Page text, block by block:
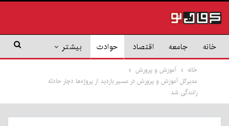
خانه جامعه اقتصاد حوادث بیشتر
خانه
آموزش و پرورش
مدیرکل آموزش و پرورش در مسیر بازدید از پروژه‌ها دچار حادثه
رانندگی شد